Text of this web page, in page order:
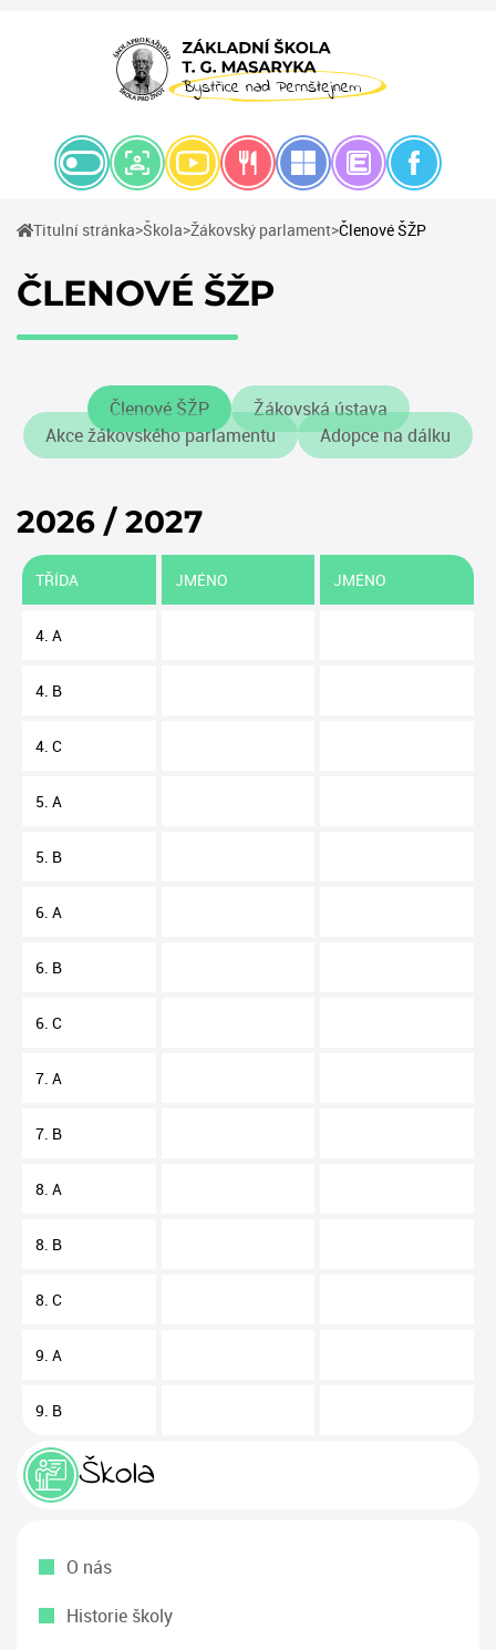
Titulní stránka(current)
Škola(current)
Žákovský parlament(current)
Členové ŠŽP
Škola
O nás
Historie školy
ČLENOVÉ ŠŽP
Členové ŠŽP
Žákovská ústava
Akce žákovského parlamentu
Adopce na dálku
2026 / 2027
TŘÍDA JMÉNO JMÉNO
4. A
4. B
4. C
5. A
5. B
6. A
6. B
6. C
7. A
7. B
8. A
8. B
8. C
9. A
9. B